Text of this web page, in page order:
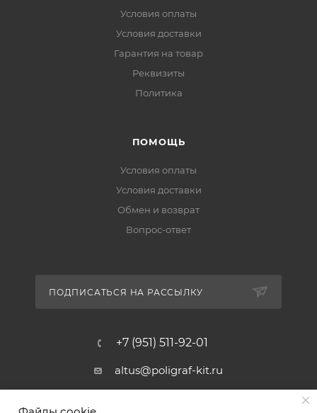
Условия оплаты
Условия доставки
Гарантия на товар
Реквизиты
Политика
ПОМОЩЬ
Условия оплаты
Условия доставки
Обмен и возврат
Вопрос-ответ
ПОДПИСАТЬСЯ НА РАССЫЛКУ
+7 (951) 511-92-01
altus@poligraf-kit.ru